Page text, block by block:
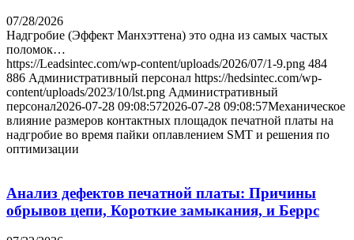
07/28/2026
Надгробие (Эффект Манхэттена) это одна из самых частых
поломок…
https://Leadsintec.com/wp-content/uploads/2026/07/1-9.png 484
886 Административный персонал https://hedsintec.com/wp-
content/uploads/2023/10/lst.png Административный
персонал2026-07-28 09:08:572026-07-28 09:08:57Механическое
влияние размеров контактных площадок печатной платы на
надгробие во время пайки оплавлением SMT и решения по
оптимизации
Анализ дефектов печатной платы: Причины
обрывов цепи, Короткие замыкания, и Беррс